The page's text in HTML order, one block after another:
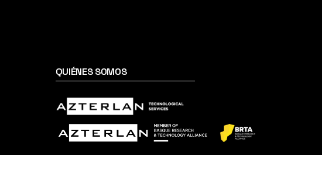
QUIÉNES SOMOS